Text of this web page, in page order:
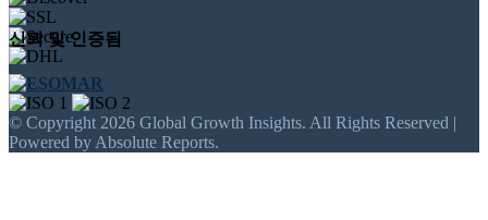
신뢰 및 인증됨
© Copyright 2026 Global Growth Insights. All Rights Reserved |
Powered by Absolute Reports.